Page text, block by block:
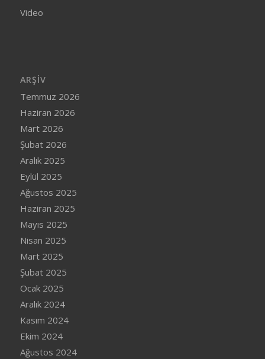
Video
ARŞIV
Temmuz 2026
Haziran 2026
Mart 2026
Şubat 2026
Aralık 2025
Eylül 2025
Ağustos 2025
Haziran 2025
Mayıs 2025
Nisan 2025
Mart 2025
Şubat 2025
Ocak 2025
Aralık 2024
Kasım 2024
Ekim 2024
Ağustos 2024